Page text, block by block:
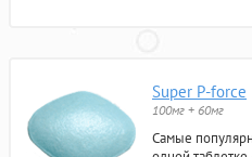
Super P-force
100мг + 60мг
Самые